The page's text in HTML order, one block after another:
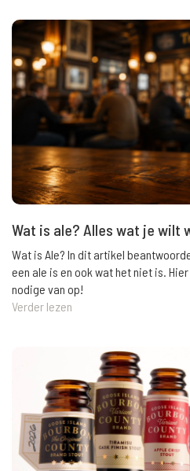
Wat is ale? Alles wat je wilt
Wat is Ale? In dit artikel
een ale is en ook wat het niet is.
nodige van op!
Verder lezen